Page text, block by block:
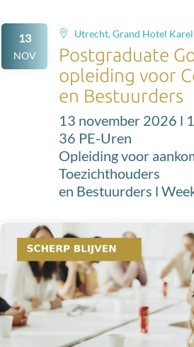
13
NOV
Utrecht, Grand Hotel
Postgraduate
opleiding voor
en Bestuurders
13 november 2026 l
36 PE-Uren
Opleiding voor
Toezichthouders
en Bestuurders l